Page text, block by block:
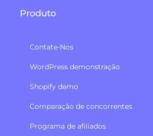
Produto
Contate-Nos
WordPress demonstração
Shopify demo
Comparação de concorrentes
Programa de afiliados